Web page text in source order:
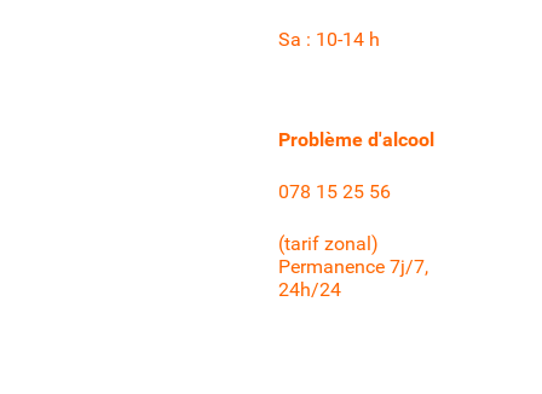
Sa : 10-14 h
Problème d'alcool
078 15 25 56
(tarif zonal)
Permanence 7j/7,
24h/24